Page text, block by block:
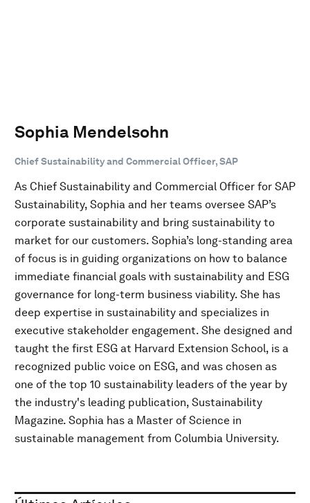
Sophia Mendelsohn
Chief Sustainability and Commercial Officer, SAP
As Chief Sustainability and Commercial Officer for SAP
Sustainability, Sophia and her teams oversee SAP’s
corporate sustainability and bring sustainability to
market for our customers. Sophia’s long-standing area
of focus is in guiding organizations on how to balance
immediate financial goals with sustainability and ESG
governance for long-term business viability. She has
deep expertise in sustainability and specializes in
executive stakeholder engagement. She designed and
taught the first ESG at Harvard Extension School, is a
recognized public voice on ESG, and was chosen as
one of the top 10 sustainability leaders of the year by
the industry's leading publication, Sustainability
Magazine. Sophia has a Master of Science in
sustainable management from Columbia University.